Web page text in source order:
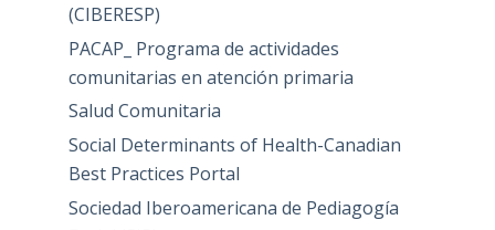
(CIBERESP)
PACAP_ Programa de actividades
comunitarias en atención primaria
Salud Comunitaria
Social Determinants of Health-Canadian
Best Practices Portal
Sociedad Iberoamericana de Pediagogía